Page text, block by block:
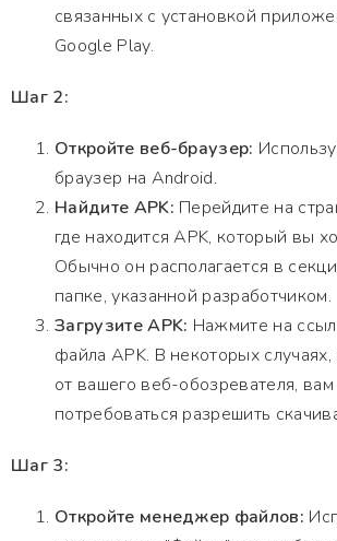
связанных с установкой
Google Play.
Шаг 2:
Откройте веб-браузер:
браузер на Android.
Найдите APK: Перейдите на
где находится APK, который вы
Обычно он располагается в
папке, указанной разработчиком.
Загрузите APK: Нажмите на
файла APK. В некоторых
от вашего веб-обозревателя,
потребоваться разрешить
Шаг 3:
Откройте менеджер файлов: